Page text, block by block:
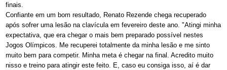
finais.
Confiante em um bom resultado, Renato Rezende chega recuperado
após sofrer uma lesão na clavícula em fevereiro deste ano. "Atingi minha
expectativa, que era chegar o mais bem preparado possível nestes
Jogos Olímpicos. Me recuperei totalmente da minha lesão e me sinto
muito bem para competir. Minha meta é chegar na final. Acredito muito
nisso e treino para atingir este feito. E, caso eu consiga isso, aí é dar